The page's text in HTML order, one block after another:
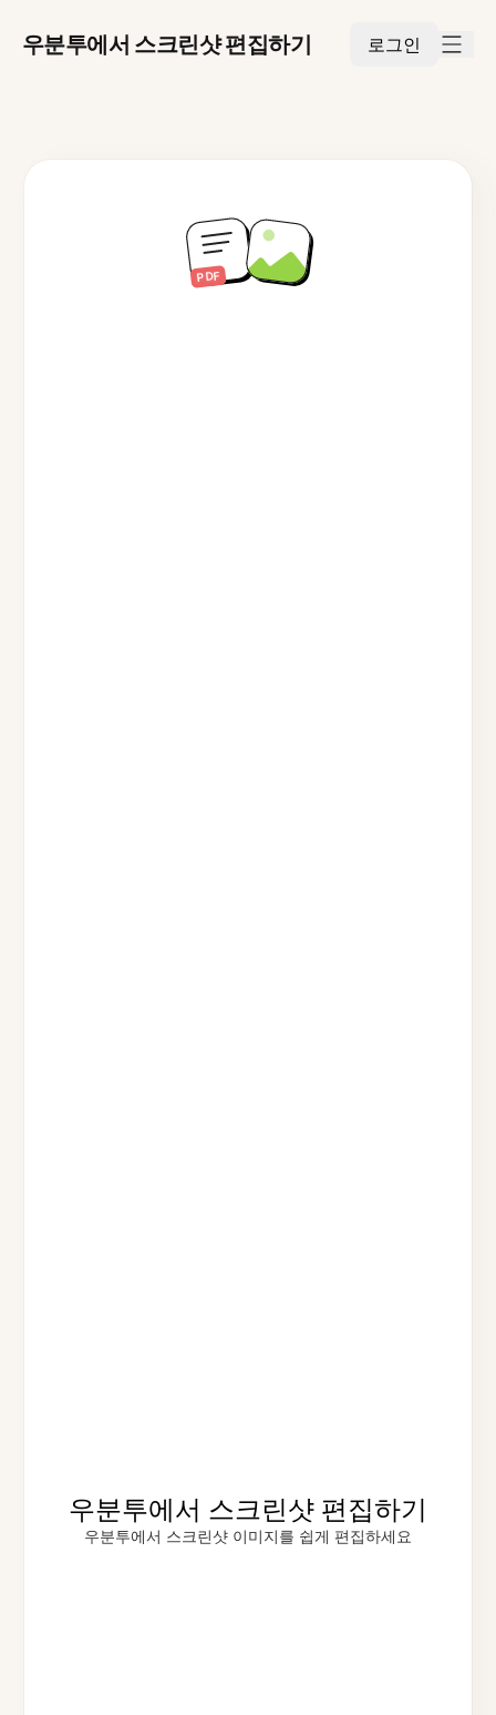
우분투에서 스크린샷 편집하기 로그인
우분투에서 스크린샷 편집하기
우분투에서 스크린샷 이미지를 쉽게 편집하세요